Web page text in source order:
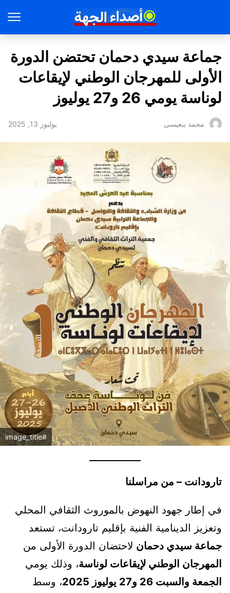
جماعة سيدي دحمان تحتضن الدورة
الأولى للمهرجان الوطني لإيقاعات
لوناسة يومي 26 و27 يوليوز
محمد بنعيسى يوليوز 13, 2025
#image_title
تارودانت – من مراسلنا
في إطار جهود النهوض بالموروث الثقافي المحلي
وتعزيز الدينامية الفنية بإقليم تارودانت، تستعد
جماعة سيدي دحمان لاحتضان الدورة الأولى من
المهرجان الوطني لإيقاعات لوناسة، وذلك يومي
الجمعة والسبت 26 و27 يوليوز 2025
، وسط